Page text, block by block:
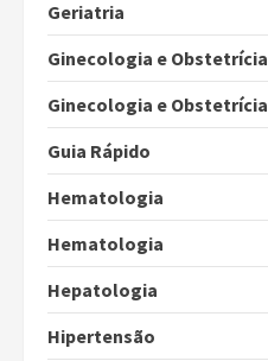
Geriatria
Ginecologia e Obstetrícia
Ginecologia e Obstetrícia
Guia Rápido
Hematologia
Hematologia
Hepatologia
Hipertensão